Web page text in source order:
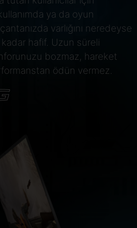
ya da oyun
varlığını neredeyse
hafif. Uzun süreli
bozmaz, hareket
ödün vermez.